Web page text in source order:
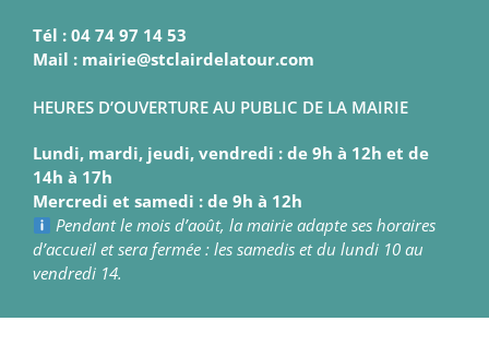
Tél : 04 74 97 14 53
Mail : mairie@stclairdelatour.com
HEURES D’OUVERTURE AU PUBLIC DE LA MAIRIE
Lundi, mardi, jeudi, vendredi : de 9h à 12h et de
14h à 17h
Mercredi et samedi : de 9h à 12h
Pendant le mois d’août, la mairie adapte ses horaires
d’accueil et sera fermée : les samedis et du lundi 10 au
vendredi 14.